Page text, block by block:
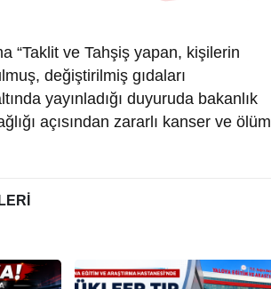
“Taklit ve Tahşiş yapan, kişilerin
değiştirilmiş gıdaları
yayınladığı duyuruda bakanlık
açısından zararlı kanser ve ölüm